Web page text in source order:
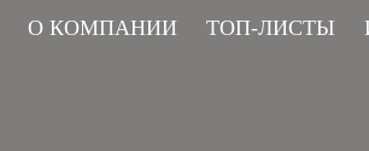
О КОМПАНИИ ТОП-ЛИСТЫ